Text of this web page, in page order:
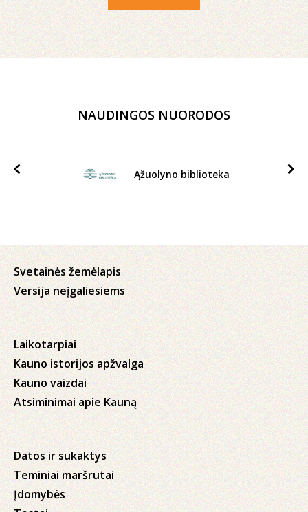
NAUDINGOS NUORODOS
Ąžuolyno biblioteka
Svetainės žemėlapis
Versija neįgaliesiems
Laikotarpiai
Kauno istorijos apžvalga
Kauno vaizdai
Atsiminimai apie Kauną
Datos ir sukaktys
Teminiai maršrutai
Įdomybės